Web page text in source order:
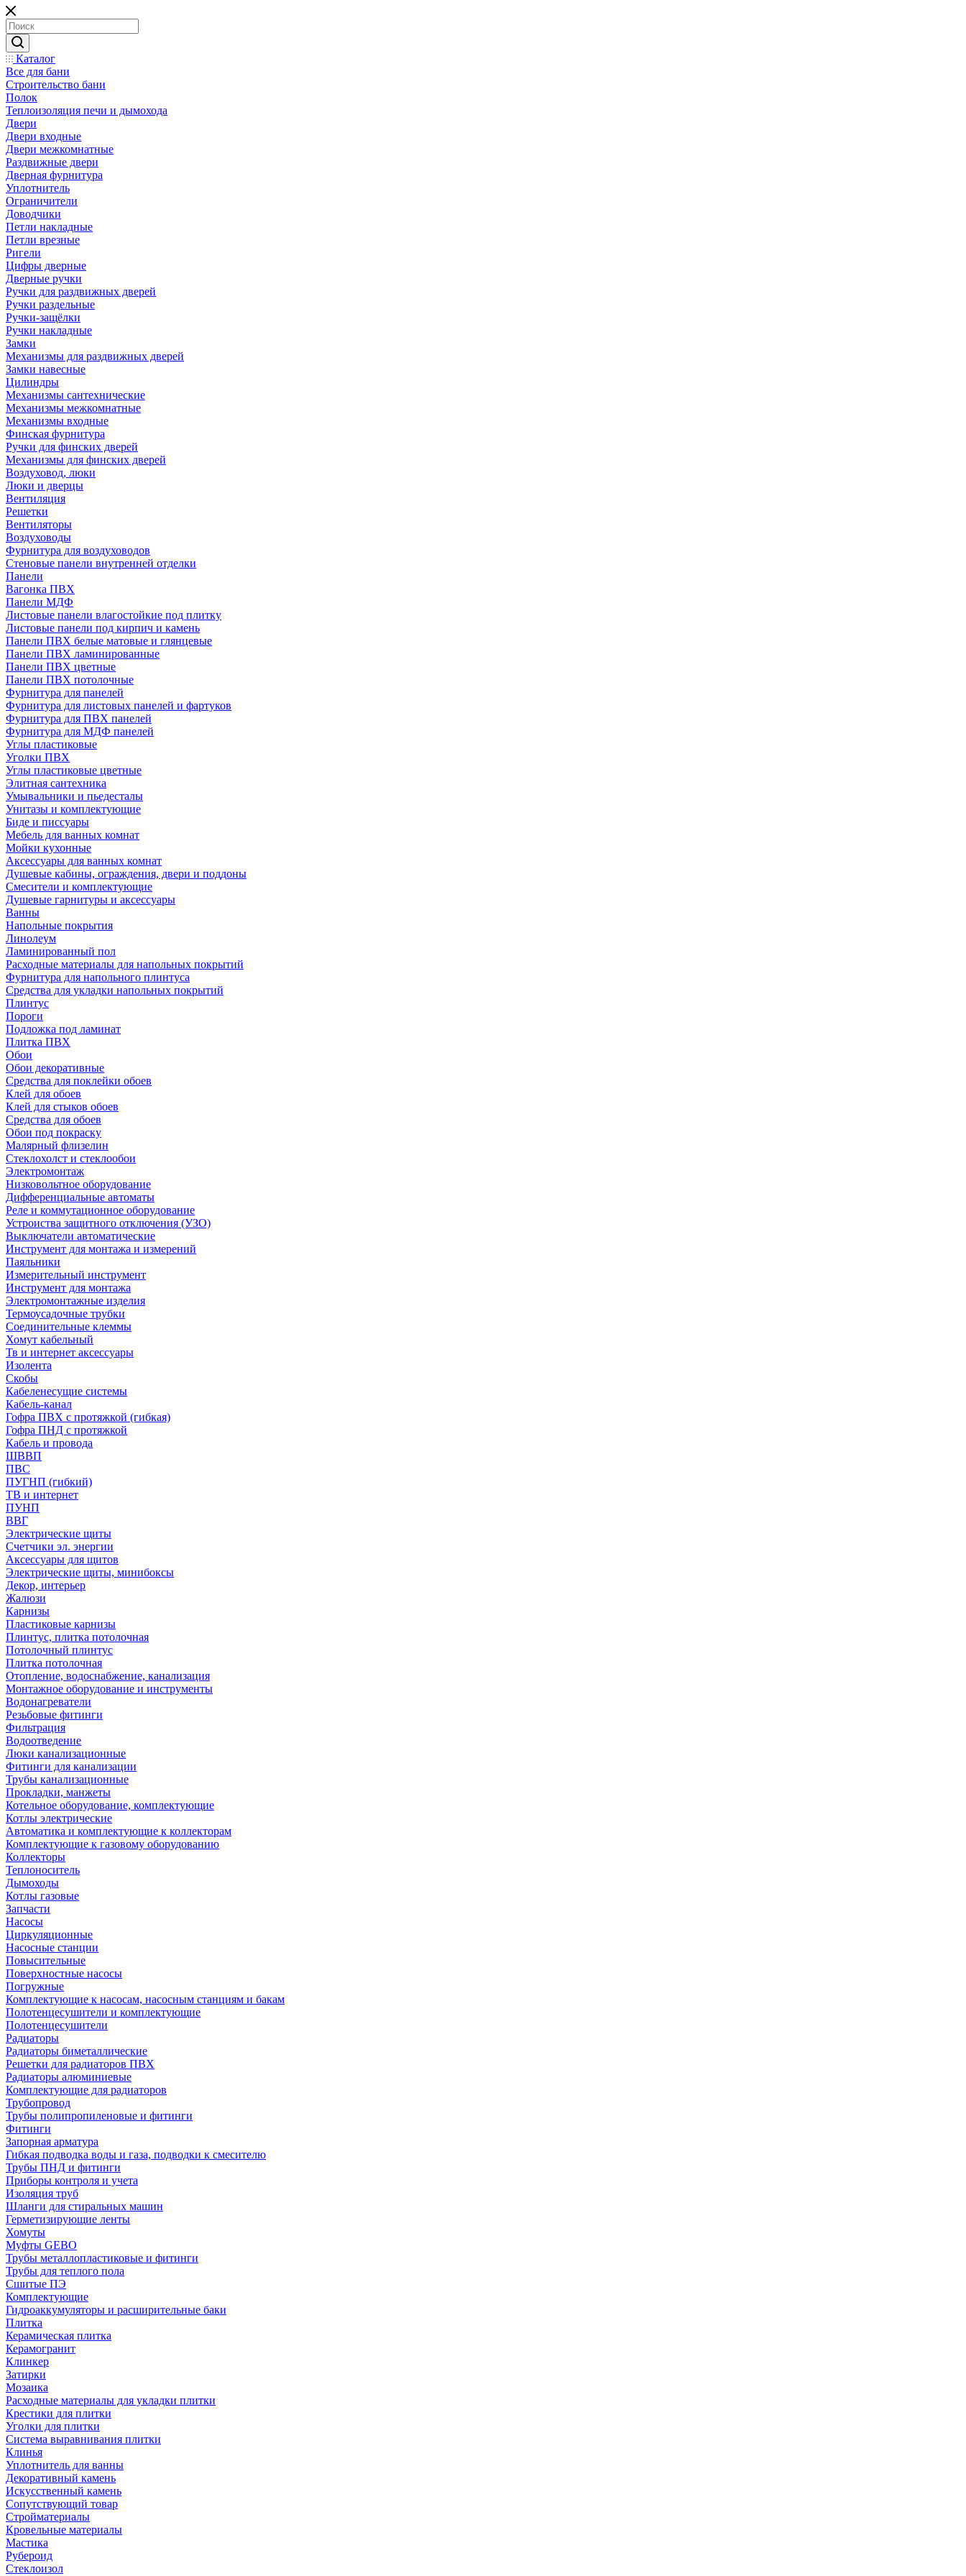
Каталог
Все для бани
Строительство бани
Полок
Теплоизоляция печи и дымохода
Двери
Двери входные
Двери межкомнатные
Раздвижные двери
Дверная фурнитура
Уплотнитель
Ограничители
Доводчики
Петли накладные
Петли врезные
Ригели
Цифры дверные
Дверные ручки
Ручки для раздвижных дверей
Ручки раздельные
Ручки-защёлки
Ручки накладные
Замки
Механизмы для раздвижных дверей
Замки навесные
Цилиндры
Механизмы сантехнические
Механизмы межкомнатные
Механизмы входные
Финская фурнитура
Ручки для финских дверей
Механизмы для финских дверей
Воздуховод, люки
Люки и дверцы
Вентиляция
Решетки
Вентиляторы
Воздуховоды
Фурнитура для воздуховодов
Стеновые панели внутренней отделки
Панели
Вагонка ПВХ
Панели МДФ
Листовые панели влагостойкие под плитку
Листовые панели под кирпич и камень
Панели ПВХ белые матовые и глянцевые
Панели ПВХ ламинированные
Панели ПВХ цветные
Панели ПВХ потолочные
Фурнитура для панелей
Фурнитура для листовых панелей и фартуков
Фурнитура для ПВХ панелей
Фурнитура для МДФ панелей
Углы пластиковые
Уголки ПВХ
Углы пластиковые цветные
Элитная сантехника
Умывальники и пьедесталы
Унитазы и комплектующие
Биде и писсуары
Мебель для ванных комнат
Мойки кухонные
Аксессуары для ванных комнат
Душевые кабины, ограждения, двери и поддоны
Смесители и комплектующие
Душевые гарнитуры и аксессуары
Ванны
Напольные покрытия
Линолеум
Ламинированный пол
Расходные материалы для напольных покрытий
Фурнитура для напольного плинтуса
Средства для укладки напольных покрытий
Плинтус
Пороги
Подложка под ламинат
Плитка ПВХ
Обои
Обои декоративные
Средства для поклейки обоев
Клей для обоев
Клей для стыков обоев
Средства для обоев
Обои под покраску
Малярный флизелин
Стеклохолст и стеклообои
Электромонтаж
Низковольтное оборудование
Дифференциальные автоматы
Реле и коммутационное оборудование
Устроиства защитного отключения (УЗО)
Выключатели автоматические
Инструмент для монтажа и измерений
Паяльники
Измерительный инструмент
Инструмент для монтажа
Электромонтажные изделия
Термоусадочные трубки
Соединительные клеммы
Хомут кабельный
Тв и интернет аксессуары
Изолента
Скобы
Кабеленесущие системы
Кабель-канал
Гофра ПВХ с протяжкой (гибкая)
Гофра ПНД с протяжкой
Кабель и провода
ШВВП
ПВС
ПУГНП (гибкий)
ТВ и интернет
ПУНП
ВВГ
Электрические щиты
Счетчики эл. энергии
Аксессуары для щитов
Электрические щиты, минибоксы
Декор, интерьер
Жалюзи
Карнизы
Пластиковые карнизы
Плинтус, плитка потолочная
Потолочный плинтус
Плитка потолочная
Отопление, водоснабжение, канализация
Монтажное оборудование и инструменты
Водонагреватели
Резьбовые фитинги
Фильтрация
Водоотведение
Люки канализационные
Фитинги для канализации
Трубы канализационные
Прокладки, манжеты
Котельное оборудование, комплектующие
Котлы электрические
Автоматика и комплектующие к коллекторам
Комплектующие к газовому оборудованию
Коллекторы
Теплоноситель
Дымоходы
Котлы газовые
Запчасти
Насосы
Циркуляционные
Насосные станции
Повысительные
Поверхностные насосы
Погружные
Комплектующие к насосам, насосным станциям и бакам
Полотенцесушители и комплектующие
Полотенцесушители
Радиаторы
Радиаторы биметаллические
Решетки для радиаторов ПВХ
Радиаторы алюминиевые
Комплектующие для радиаторов
Трубопровод
Трубы полипропиленовые и фитинги
Фитинги
Запорная арматура
Гибкая подводка воды и газа, подводки к смесителю
Трубы ПНД и фитинги
Приборы контроля и учета
Изоляция труб
Шланги для стиральных машин
Герметизирующие ленты
Хомуты
Муфты GEBO
Трубы металлопластиковые и фитинги
Трубы для теплого пола
Сшитые ПЭ
Комплектующие
Гидроаккумуляторы и расширительные баки
Плитка
Керамическая плитка
Керамогранит
Клинкер
Затирки
Мозаика
Расходные материалы для укладки плитки
Крестики для плитки
Уголки для плитки
Система выравнивания плитки
Клинья
Уплотнитель для ванны
Декоративный камень
Искусственный камень
Сопутствующий товар
Стройматериалы
Кровельные материалы
Мастика
Рубероид
Стеклоизол